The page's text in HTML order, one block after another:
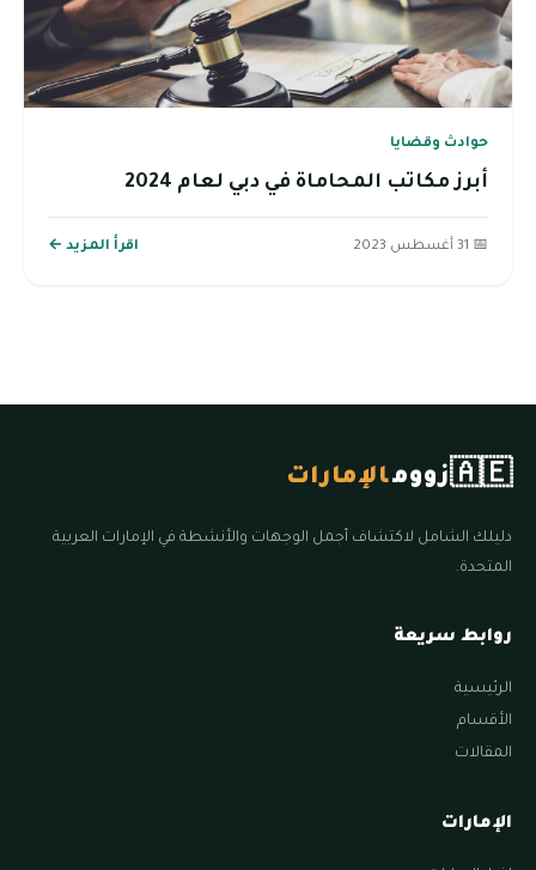
حوادث وقضايا
أبرز مكاتب المحاماة في دبي لعام 2024
📅 31 أغسطس 2023 اقرأ المزيد ←
🇦🇪زوومالإمارات
دليلك الشامل لاكتشاف أجمل الوجهات والأنشطة في الإمارات العربية
المتحدة.
روابط سريعة
الرئيسية
الأقسام
المقالات
الإمارات